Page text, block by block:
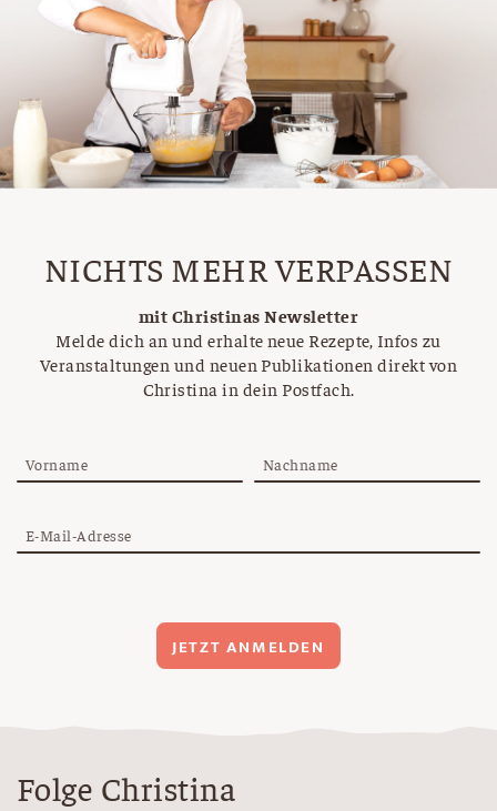
NICHTS MEHR VERPASSEN
mit Christinas Newsletter
Melde dich an und erhalte neue Rezepte, Infos zu
Veranstaltungen und neuen Publikationen direkt von
Christina in dein Postfach.
Vorname Nachname
E-Mail-Adresse
JETZT ANMELDEN
Folge Christina